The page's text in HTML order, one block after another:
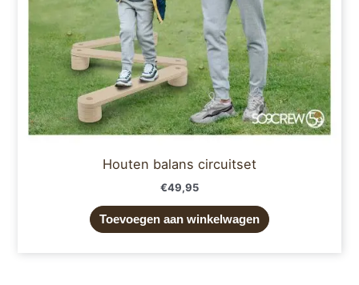
Houten balans circuitset
€49,95
Toevoegen aan winkelwagen